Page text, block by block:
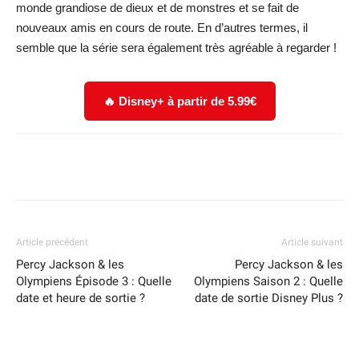
monde grandiose de dieux et de monstres et se fait de
nouveaux amis en cours de route. En d’autres termes, il
semble que la série sera également très agréable à regarder !
🔥 Disney+ à partir de 5.99€
Article précédent
Percy Jackson & les
Olympiens Épisode 3 : Quelle
date et heure de sortie ?
Article suivant
Percy Jackson & les
Olympiens Saison 2 : Quelle
date de sortie Disney Plus ?